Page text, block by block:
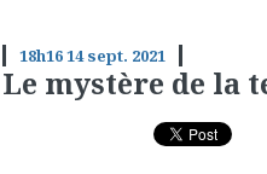
18h1614 sept. 2021
Le mystère de la